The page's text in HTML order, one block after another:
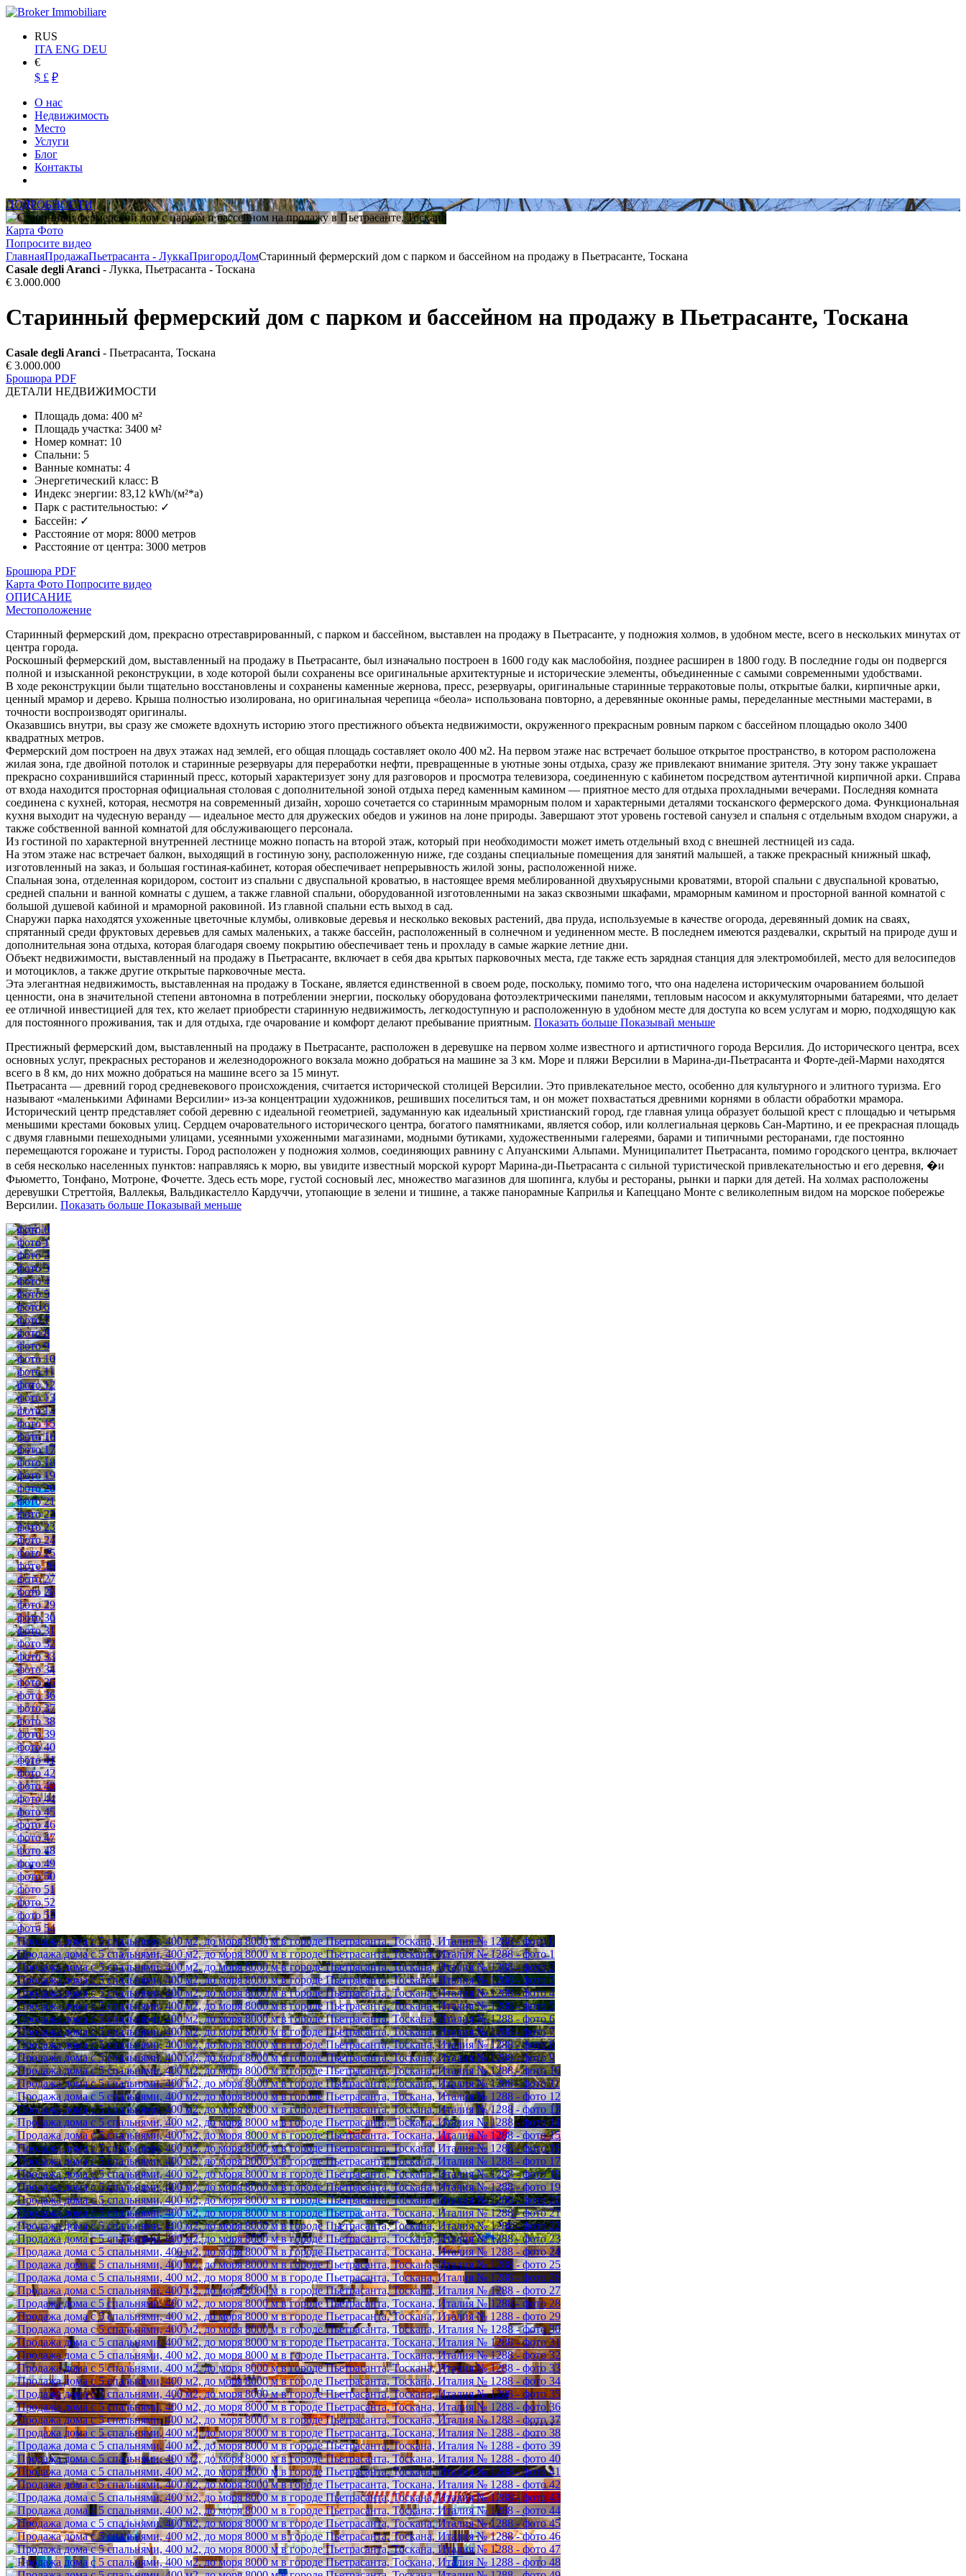
RUS
ITA ENG DEU
€
$ £ ₽
О нас
Недвижимость
Место
Услуги
Блог
Контакты
ПОДРОБНОСТИ
Карта Фото
Попросите видео
ГлавнаяПродажаПьетрасанта - ЛуккаПригородДомСтаринный фермерский дом с парком и бассейном на продажу в Пьетрасанте, Тоскана
Casale degli Aranci - Лукка, Пьетрасанта - Тоскана
€ 3.000.000
Старинный фермерский дом с парком и бассейном на продажу в Пьетрасанте, Тоскана
Casale degli Aranci - Пьетрасанта, Тоскана
€ 3.000.000
Брошюра PDF
ДЕТАЛИ НЕДВИЖИМОСТИ
Площадь дома: 400 м²
Площадь участка: 3400 м²
Номер комнат: 10
Спальни: 5
Ванные комнаты: 4
Энергетический класс: B
Индекс энергии: 83,12 kWh/(м²*a)
Парк с растительностью: ✓
Бассейн: ✓
Расстояние от моря: 8000 метров
Расстояние от центра: 3000 метров
Брошюра PDF
Карта Фото Попросите видео
ОПИСАНИЕ
Местоположение
Старинный фермерский дом, прекрасно отреставрированный, с парком и бассейном, выставлен на продажу в Пьетрасанте, у подножия холмов, в удобном месте, всего в нескольких минутах от
центра города.
Роскошный фермерский дом, выставленный на продажу в Пьетрасанте, был изначально построен в 1600 году как маслобойня, позднее расширен в 1800 году. В последние годы он подвергся
полной и изысканной реконструкции, в ходе которой были сохранены все оригинальные архитектурные и исторические элементы, объединенные с самыми современными удобствами.
В ходе реконструкции были тщательно восстановлены и сохранены каменные жернова, пресс, резервуары, оригинальные старинные терракотовые полы, открытые балки, кирпичные арки,
ценный мрамор и дерево. Крыша полностью изолирована, но оригинальная черепица «беола» использована повторно, а деревянные оконные рамы, переделанные местными мастерами, в
точности воспроизводят оригиналы.
Оказавшись внутри, вы сразу же сможете вдохнуть историю этого престижного объекта недвижимости, окруженного прекрасным ровным парком с бассейном площадью около 3400
квадратных метров.
Фермерский дом построен на двух этажах над землей, его общая площадь составляет около 400 м2. На первом этаже нас встречает большое открытое пространство, в котором расположена
жилая зона, где двойной потолок и старинные резервуары для переработки нефти, превращенные в уютные зоны отдыха, сразу же привлекают внимание зрителя. Эту зону также украшает
прекрасно сохранившийся старинный пресс, который характеризует зону для разговоров и просмотра телевизора, соединенную с кабинетом посредством аутентичной кирпичной арки. Справа
от входа находится просторная официальная столовая с дополнительной зоной отдыха перед каменным камином — приятное место для отдыха прохладными вечерами. Последняя комната
соединена с кухней, которая, несмотря на современный дизайн, хорошо сочетается со старинным мраморным полом и характерными деталями тосканского фермерского дома. Функциональная
кухня выходит на чудесную веранду — идеальное место для дружеских обедов и ужинов на лоне природы. Завершают этот уровень гостевой санузел и спальня с отдельным входом снаружи, а
также собственной ванной комнатой для обслуживающего персонала.
Из гостиной по характерной внутренней лестнице можно попасть на второй этаж, который при необходимости может иметь отдельный вход с внешней лестницей из сада.
На этом этаже нас встречает балкон, выходящий в гостиную зону, расположенную ниже, где созданы специальные помещения для занятий малышей, а также прекрасный книжный шкаф,
изготовленный на заказ, и большая гостиная-кабинет, которая обеспечивает непрерывность жилой зоны, расположенной ниже.
Спальная зона, отделенная коридором, состоит из спальни с двуспальной кроватью, в настоящее время меблированной двухъярусными кроватями, второй спальни с двуспальной кроватью,
средней спальни и ванной комнаты с душем, а также главной спальни, оборудованной изготовленными на заказ сквозными шкафами, мраморным камином и просторной ванной комнатой с
большой душевой кабиной и мраморной раковиной. Из главной спальни есть выход в сад.
Снаружи парка находятся ухоженные цветочные клумбы, оливковые деревья и несколько вековых растений, два пруда, используемые в качестве огорода, деревянный домик на сваях,
спрятанный среди фруктовых деревьев для самых маленьких, а также бассейн, расположенный в солнечном и уединенном месте. В последнем имеются раздевалки, скрытый на природе душ и
дополнительная зона отдыха, которая благодаря своему покрытию обеспечивает тень и прохладу в самые жаркие летние дни.
Объект недвижимости, выставленный на продажу в Пьетрасанте, включает в себя два крытых парковочных места, где также есть зарядная станция для электромобилей, место для велосипедов
и мотоциклов, а также другие открытые парковочные места.
Эта элегантная недвижимость, выставленная на продажу в Тоскане, является единственной в своем роде, поскольку, помимо того, что она наделена историческим очарованием большой
ценности, она в значительной степени автономна в потреблении энергии, поскольку оборудована фотоэлектрическими панелями, тепловым насосом и аккумуляторными батареями, что делает
ее отличной инвестицией для тех, кто желает приобрести старинную недвижимость, легкодоступную и расположенную в удобном месте для доступа ко всем услугам и морю, подходящую как
для постоянного проживания, так и для отдыха, где очарование и комфорт делают пребывание приятным. Показать больше Показывай меньше
Престижный фермерский дом, выставленный на продажу в Пьетрасанте, расположен в деревушке на первом холме известного и артистичного города Версилия. До исторического центра, всех
основных услуг, прекрасных ресторанов и железнодорожного вокзала можно добраться на машине за 3 км. Море и пляжи Версилии в Марина-ди-Пьетрасанта и Форте-дей-Марми находятся
всего в 8 км, до них можно добраться на машине всего за 15 минут.
Пьетрасанта — древний город средневекового происхождения, считается исторической столицей Версилии. Это привлекательное место, особенно для культурного и элитного туризма. Его
называют «маленькими Афинами Версилии» из-за концентрации художников, решивших поселиться там, и он может похвастаться древними корнями в области обработки мрамора.
Исторический центр представляет собой деревню с идеальной геометрией, задуманную как идеальный христианский город, где главная улица образует большой крест с площадью и четырьмя
меньшими крестами боковых улиц. Сердцем очаровательного исторического центра, богатого памятниками, является собор, или коллегиальная церковь Сан-Мартино, и ее прекрасная площадь
с двумя главными пешеходными улицами, усеянными ухоженными магазинами, модными бутиками, художественными галереями, барами и типичными ресторанами, где постоянно
перемещаются горожане и туристы. Город расположен у подножия холмов, соединяющих равнину с Апуанскими Альпами. Муниципалитет Пьетрасанта, помимо городского центра, включает
в себя несколько населенных пунктов: направляясь к морю, вы увидите известный морской курорт Марина-ди-Пьетрасанта с сильной туристической привлекательностью и его деревня, �и
Фьюметто, Тонфано, Мотроне, Фочетте. Здесь есть море, густой сосновый лес, множество магазинов для шопинга, клубы и рестораны, рынки и парки для детей. На холмах расположены
деревушки Стреттойя, Валлекья, Вальдикастелло Кардуччи, утопающие в зелени и тишине, а также панорамные Каприлья и Капеццано Монте с великолепным видом на морское побережье
Версилии. Показать больше Показывай меньше